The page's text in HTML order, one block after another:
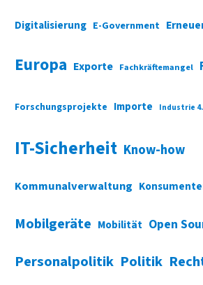
Digitalisierung E-Government
Europa Exporte Fachkräftemangel
Forschungsprojekte Importe Industrie
IT-Sicherheit Know-how
Kommunalverwaltung
Mobilgeräte Mobilität Open
Personalpolitik Politik